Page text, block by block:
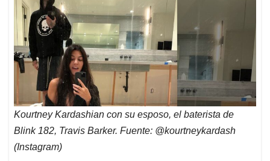
Kourtney Kardashian con su esposo, el baterista de
Blink 182, Travis Barker. Fuente: @kourtneykardash
(Instagram)